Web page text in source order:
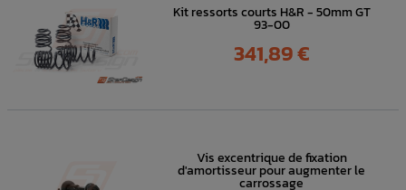
Kit ressorts courts H&R - 50mm GT
93-00
Prix
341,89 €
Vis excentrique de fixation
d'amortisseur pour augmenter le
carrossage